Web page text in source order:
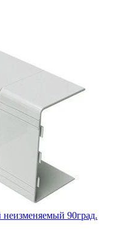
неизменяемый 90град.